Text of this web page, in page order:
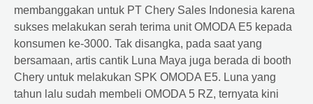
membanggakan untuk PT Chery Sales Indonesia karena
sukses melakukan serah terima unit OMODA E5 kepada
konsumen ke-3000. Tak disangka, pada saat yang
bersamaan, artis cantik Luna Maya juga berada di booth
Chery untuk melakukan SPK OMODA E5. Luna yang
tahun lalu sudah membeli OMODA 5 RZ, ternyata kini